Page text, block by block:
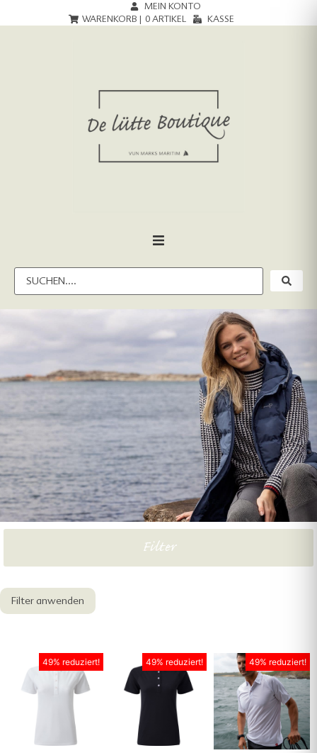
MEIN KONTO
WARENKORB |
0 ARTIKEL KASSE
HOME
HERREN
ACCESSOIRES
SALE
Filter
Filter anwenden
49% reduziert! 49% reduziert! 49% reduziert!